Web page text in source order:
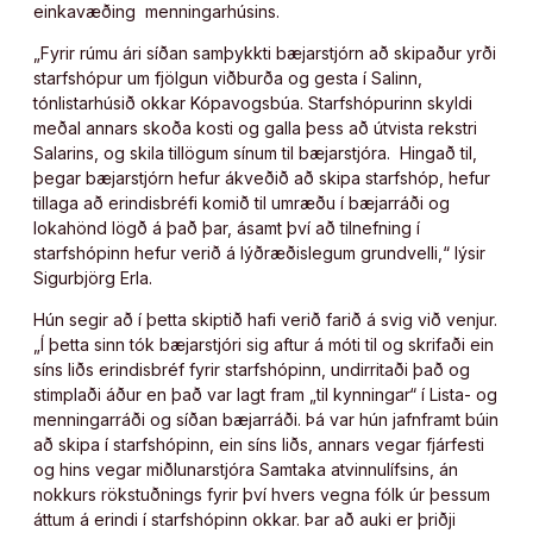
einkavæðing menningarhúsins.
„Fyrir rúmu ári síðan samþykkti bæjarstjórn að skipaður yrði
starfshópur um fjölgun viðburða og gesta í Salinn,
tónlistarhúsið okkar Kópavogsbúa. Starfshópurinn skyldi
meðal annars skoða kosti og galla þess að útvista rekstri
Salarins, og skila tillögum sínum til bæjarstjóra. Hingað til,
þegar bæjarstjórn hefur ákveðið að skipa starfshóp, hefur
tillaga að erindisbréfi komið til umræðu í bæjarráði og
lokahönd lögð á það þar, ásamt því að tilnefning í
starfshópinn hefur verið á lýðræðislegum grundvelli,“ lýsir
Sigurbjörg Erla.
Hún segir að í þetta skiptið hafi verið farið á svig við venjur.
„Í þetta sinn tók bæjarstjóri sig aftur á móti til og skrifaði ein
síns liðs erindisbréf fyrir starfshópinn, undirritaði það og
stimplaði áður en það var lagt fram „til kynningar“ í Lista- og
menningarráði og síðan bæjarráði. Þá var hún jafnframt búin
að skipa í starfshópinn, ein síns liðs, annars vegar fjárfesti
og hins vegar miðlunarstjóra Samtaka atvinnulífsins, án
nokkurs rökstuðnings fyrir því hvers vegna fólk úr þessum
áttum á erindi í starfshópinn okkar. Þar að auki er þriðji